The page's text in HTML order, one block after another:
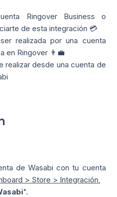
Ringover Business o
de esta integración 💳
realizada por una cuenta
en Ringover 👨‍💼
realizar desde una cuenta de
de Wasabi con tu cuenta
> Store > Integración
".